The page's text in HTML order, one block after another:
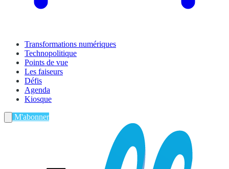
Transformations numériques
Technopolitique
Points de vue
Les faiseurs
Défis
Agenda
Kiosque
M'abonner